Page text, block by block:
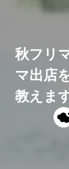
秋フリ
マ出店
教えま